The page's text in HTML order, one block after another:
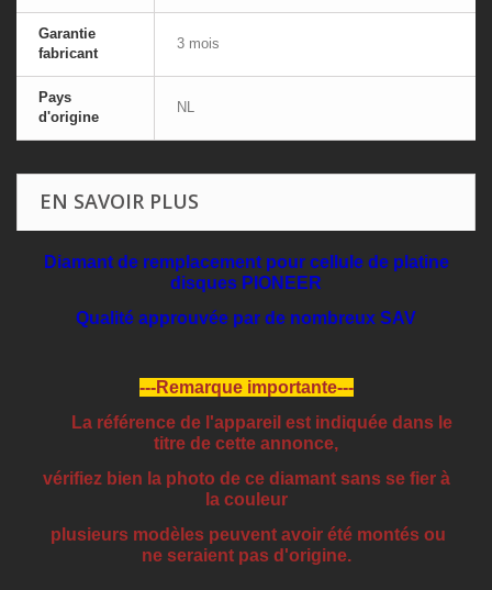
Garantie
fabricant
3 mois
Pays
d'origine
NL
EN SAVOIR PLUS
Diamant de remplacement pour cellule de platine
disques PIONEER
Qualité approuvée par de nombreux SAV
---Remarque importante---
La référence de l'appareil est indiquée dans le
titre de cette annonce,
vérifiez bien la photo de ce diamant sans se fier à
la couleur
plusieurs modèles peuvent avoir été montés ou
ne seraient pas d'origine.